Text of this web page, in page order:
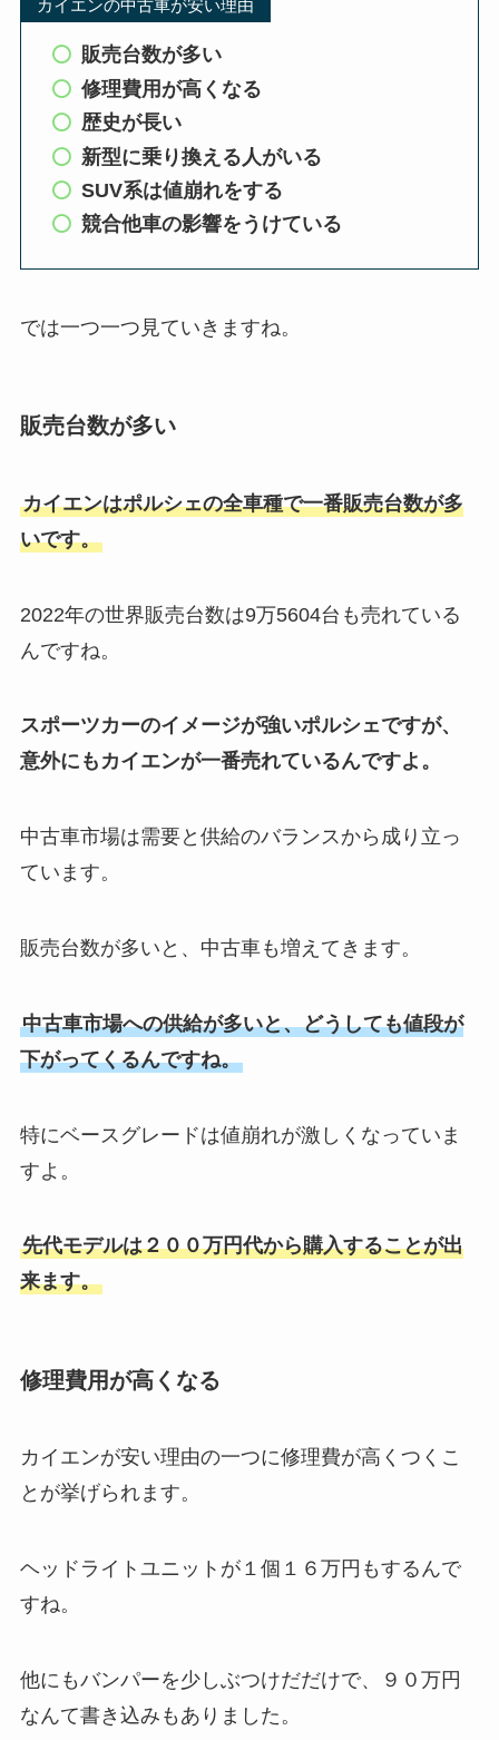
カイエンの中古車が安い理由
販売台数が多い
修理費用が高くなる
歴史が長い
新型に乗り換える人がいる
SUV系は値崩れをする
競合他車の影響をうけている
では一つ一つ見ていきますね。
販売台数が多い
カイエンはポルシェの全車種で一番販売台数が多
いです。
2022年の世界販売台数は9万5604台も売れている
んですね。
スポーツカーのイメージが強いポルシェですが、
意外にもカイエンが一番売れているんですよ。
中古車市場は需要と供給のバランスから成り立っ
ています。
販売台数が多いと、中古車も増えてきます。
中古車市場への供給が多いと、どうしても値段が
下がってくるんですね。
特にベースグレードは値崩れが激しくなっていま
すよ。
先代モデルは２００万円代から購入することが出
来ます。
修理費用が高くなる
カイエンが安い理由の一つに修理費が高くつくこ
とが挙げられます。
ヘッドライトユニットが１個１６万円もするんで
すね。
他にもバンパーを少しぶつけだだけで、９０万円
なんて書き込みもありました。